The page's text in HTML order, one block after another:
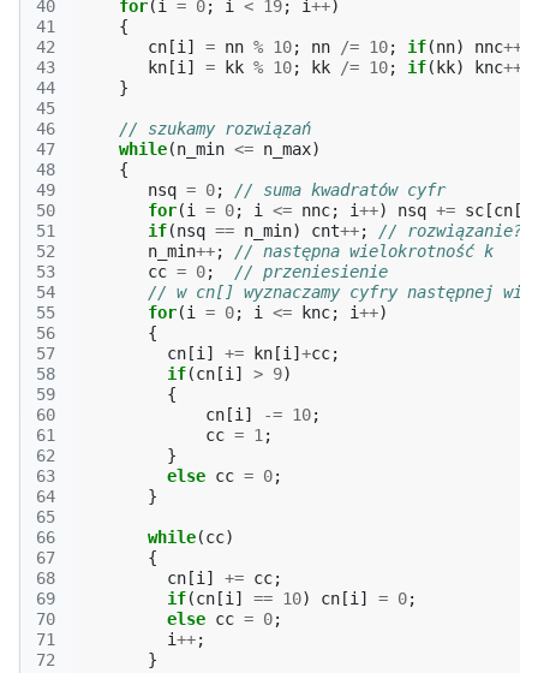
40
41
42
43
44
45
46
47
48
49
50
51
52
53
54
55
56
57
58
59
60
61
62
63
64
65
66
67
68
69
70
71
72
for(i = 0; i < 19; i++)
{
cn [i ] = nn % 10; nn /= 10; if(nn) nnc++
kn [i ] = kk % 10; kk /= 10; if( kk) knc++
}
// szukamy rozwiązań
while(n_min <= n_max)
{
nsq = 0;
// suma kwadratów cyfr
for(i = 0; i <= nnc; i++) nsq += sc [cn [
if(nsq == n_min) cnt++;
// rozwiązanie?
n_min++;
// następna wielokrotność k
cc = 0;
// przeniesienie
// w cn[] wyznaczamy cyfry następnej
for(i = 0; i <= knc; i++)
{
cn [i ] += kn [i ] +cc;
if(cn [i ] > 9)
{
cn [i ] -= 10;
cc = 1 ;
}
else cc = 0;
}
while(cc)
{
cn [i ] += cc;
if(cn [i ] == 10) cn [i ] = 0;
else cc = 0;
i++;
}